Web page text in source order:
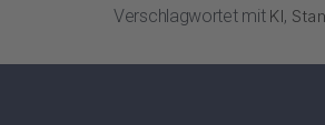
Verschlagwortet mit KI,